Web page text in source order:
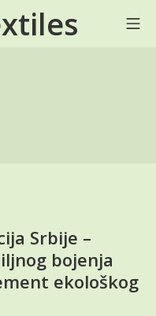
Srbije –
bojenja
ekološkog